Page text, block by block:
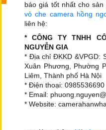
báo giá tốt nhất cho
vỏ che camera hồng
liên hệ:
* CÔNG TY TNHH
NGUYỄN GIA
* Địa chỉ ĐKKD &VPGD:
Xuân Phương, Phường
Liêm, Thành phố Hà Nội
* Điện thoại: 0985536690
* Email:
* Website: